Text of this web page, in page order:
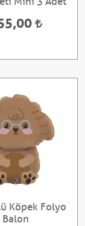
Köpek Folyo
Balon